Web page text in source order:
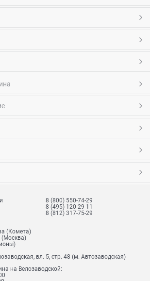
8 (800) 550-74-29
8 (495) 120-29-11
8 (812) 317-75-29
(Комета)
(Москва)
вл. 5, стр. 48 (м. Автозаводская)
на Велозаводской: